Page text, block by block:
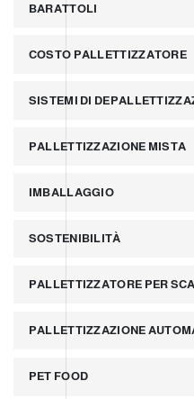
BARATTOLI
COSTO PALLETTIZZATORE
SISTEMI DI
PALLETTIZZAZIONE MISTA
IMBALLAGGIO
SOSTENIBILITÀ
PALLETTIZZATORE PER
PALLETTIZZAZIONE
PET FOOD